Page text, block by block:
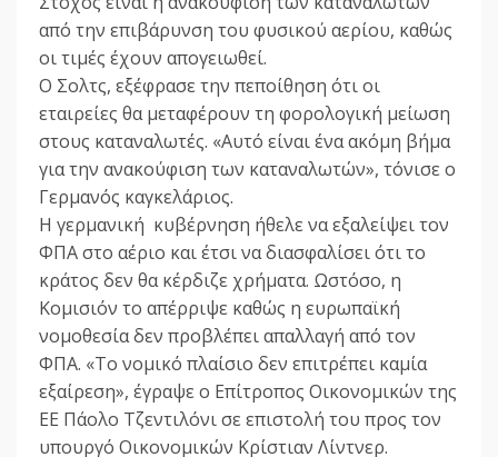
από την επιβάρυνση του φυσικού αερίου, καθώς
οι τιμές έχουν απογειωθεί.
Ο Σολτς, εξέφρασε την πεποίθηση ότι οι
εταιρείες θα μεταφέρουν τη φορολογική μείωση
στους καταναλωτές. «Αυτό είναι ένα ακόμη βήμα
για την ανακούφιση των καταναλωτών», τόνισε ο
Γερμανός καγκελάριος.
Η γερμανική κυβέρνηση ήθελε να εξαλείψει τον
ΦΠΑ στο αέριο και έτσι να διασφαλίσει ότι το
κράτος δεν θα κέρδιζε χρήματα. Ωστόσο, η
Κομισιόν το απέρριψε καθώς η ευρωπαϊκή
νομοθεσία δεν προβλέπει απαλλαγή από τον
ΦΠΑ. «Το νομικό πλαίσιο δεν επιτρέπει καμία
εξαίρεση», έγραψε ο Επίτροπος Οικονομικών της
ΕΕ Πάολο Τζεντιλόνι σε επιστολή του προς τον
υπουργό Οικονομικών Κρίστιαν Λίντνερ.